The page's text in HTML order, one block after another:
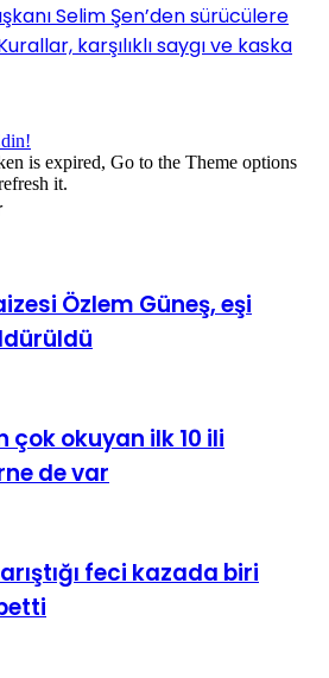
Selim Şen’den sürücülere
karşılıklı saygı ve kaska
is expired, Go to the Theme options
it.
Özlem Güneş, eşi
çok okuyan ilk 10 ili
de var
feci kazada biri